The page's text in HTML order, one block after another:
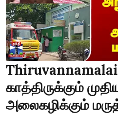
Thiruvannamalai
காத்திருக்கும்
அலைகழிக்கும்